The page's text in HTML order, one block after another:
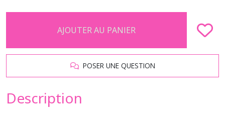
AJOUTER AU PANIER
POSER UNE QUESTION
Description